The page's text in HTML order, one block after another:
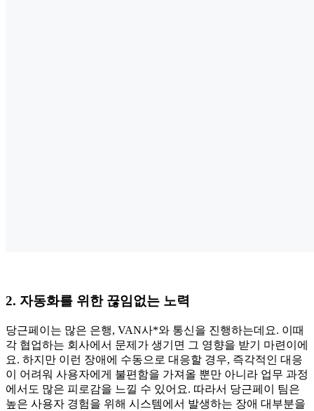
2. 자동화를 위한 끊임없는 노력
당근페이는 많은 은행, VAN사*와 통신을 진행하는데요. 이때
각 협업하는 회사에서 문제가 생기면 그 영향을 받기 마련이에
요. 하지만 이런 장애에 수동으로 대응할 경우, 즉각적인 대응
이 어려워 사용자에게 불편함을 가져올 뿐만 아니라 업무 과정
에서도 많은 피로감을 느낄 수 있어요. 따라서 당근페이 팀은
높은 사용자 경험을 위해 시스템에서 발생하는 장애 대부분을